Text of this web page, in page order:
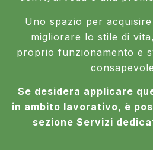
Uno spazio per
migliorare lo stile di
proprio funzionamento e
Se desidera applicare
in ambito lavorativo, è
sezione Servizi